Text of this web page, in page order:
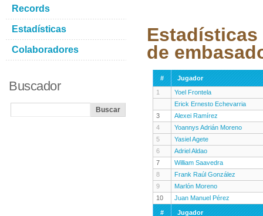
Estadísticas
de
#
Jugador
1
Yoel Frontela
Erick Ernesto Echevarria
3
Alexei Ramírez
4
Yoannys Adrián Moreno
5
Yasiel Agete
6
Adriel Aldao
7
William Saavedra
8
Frank Raúl González
9
Marlón Moreno
10
Juan Manuel Pérez
#
Jugador
Records
Estadísticas
Colaboradores
Buscador